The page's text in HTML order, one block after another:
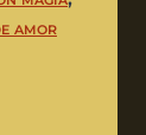
amor